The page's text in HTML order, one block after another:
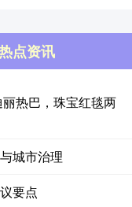
点资讯
热巴，珠宝红毯两
城市治理
要点